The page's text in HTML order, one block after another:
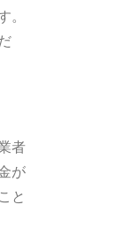
。
者
が
と